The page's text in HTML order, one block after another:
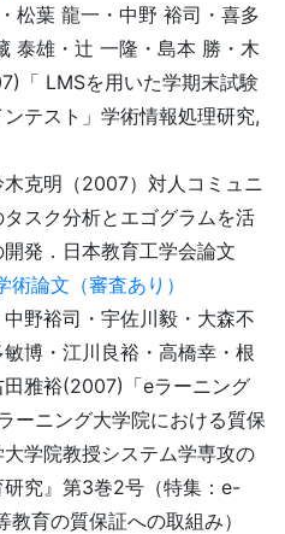
松葉 龍一・中野 裕司・喜多
泰雄・辻 一隆・島本 勝・木
「 LMSを用いた学期末試験
テスト」学術情報処理研究,
克明（2007）対人コミュニ
スク分析とエゴグラムを活
発．日本教育工学会論文
術論文（審査あり）
野裕司・宇佐川毅・大森不
博・江川良裕・高橋幸・根
雅裕(2007)「eラーニング
ーニング大学院における質保
学院教授システム学専攻の
究』第3巻2号（特集：e-
育の質保証への取組み）